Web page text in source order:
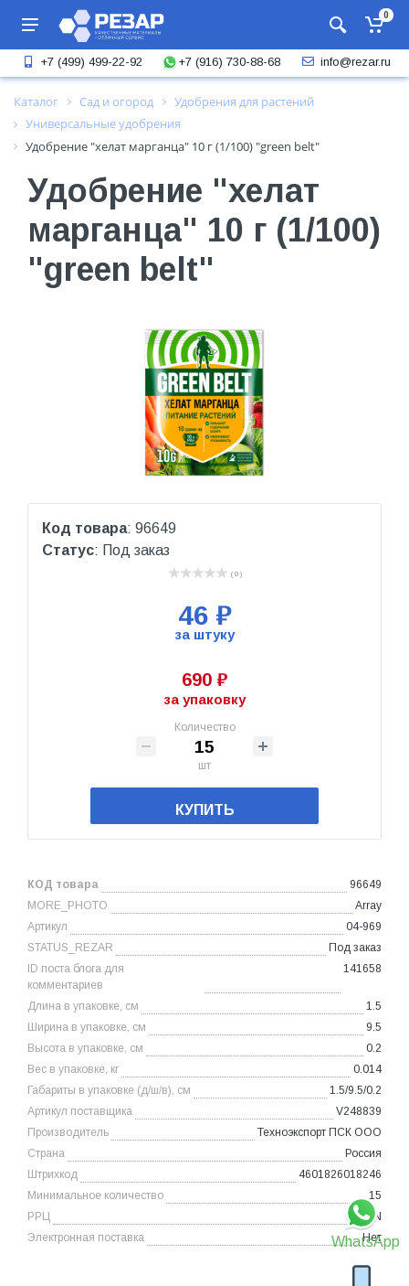
WhatsApp
0
+7 (499) 499-22-92 +7 (916) 730-88-68 info@rezar.ru
Каталог Сад и огород
Удобрения для растений
Универсальные удобрения
Удобрение "хелат марганца" 10 г (1/100) "green belt"
Удобрение "хелат
марганца" 10 г (1/100)
"green belt"
Код товара: 96649
Статус: Под заказ
( 0 )
46 ₽
за штуку
690 ₽
за упаковку
Количество
шт
КУПИТЬ
КОД товара
96649
MORE_PHOTO
Array
Артикул
04-969
STATUS_REZAR
Под заказ
ID поста блога для
комментариев
141658
Длина в упаковке, см
1.5
Ширина в упаковке, см
9.5
Высота в упаковке, см
0.2
Вес в упаковке, кг
0.014
Габариты в упаковке (д/ш/в), см
1.5/9.5/0.2
Артикул поставщика
V248839
Производитель
Техноэкспорт ПСК ООО
Страна
Россия
Штрихкод
4601826018246
Минимальное количество
15
РРЦ
N
Электронная поставка
Нет